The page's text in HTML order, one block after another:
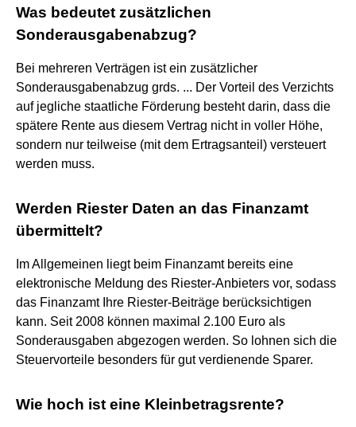
Was bedeutet zusätzlichen
Sonderausgabenabzug?
Bei mehreren Verträgen ist ein zusätzlicher
Sonderausgabenabzug grds. ... Der Vorteil des Verzichts
auf jegliche staatliche Förderung besteht darin, dass die
spätere Rente aus diesem Vertrag nicht in voller Höhe,
sondern nur teilweise (mit dem Ertragsanteil) versteuert
werden muss.
Werden Riester Daten an das Finanzamt
übermittelt?
Im Allgemeinen liegt beim Finanzamt bereits eine
elektronische Meldung des Riester-Anbieters vor, sodass
das Finanzamt Ihre Riester-Beiträge berücksichtigen
kann. Seit 2008 können maximal 2.100 Euro als
Sonderausgaben abgezogen werden. So lohnen sich die
Steuervorteile besonders für gut verdienende Sparer.
Wie hoch ist eine Kleinbetragsrente?